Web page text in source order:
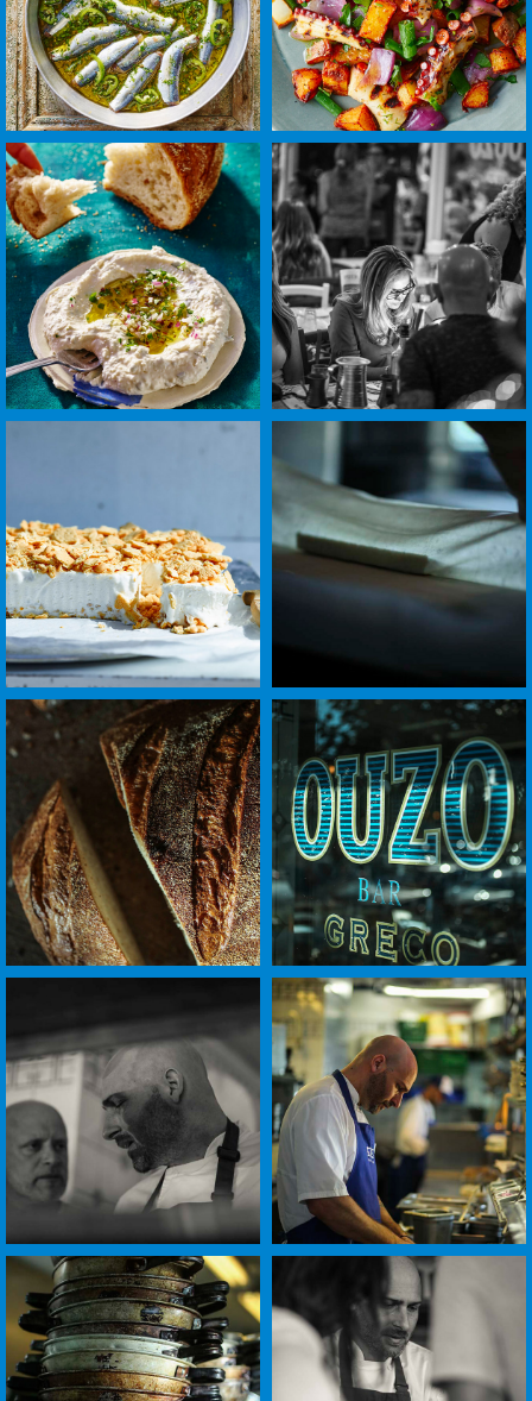
לפתיחת
התמונה
בגדול
-
+
לפתיחת
התמונה
בגדול
+
+
לפתיחת
-
+
לפתיחת
התמונה
בגדול
-
+
לפתיחת
התמונה
בגדול
-
+
בגדול
+
לפתיחת
התמונה
בגדול
-
+
לפתיחת
התמונה
בגדול
-
+
לפתיחת
התמונה
בגדול
-
+